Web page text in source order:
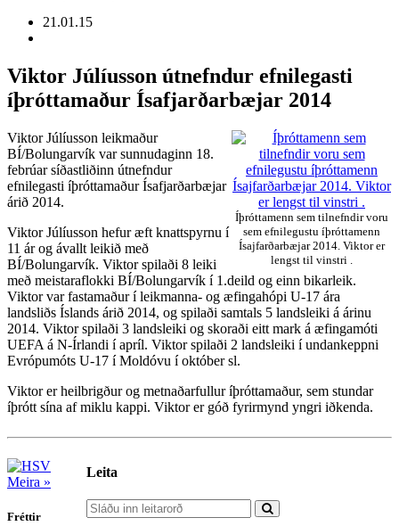
21.01.15
Viktor Júlíusson útnefndur efnilegasti
íþróttamaður Ísafjarðarbæjar 2014
Íþróttamenn sem tilnefndir voru
sem efnilegustu íþróttamenn
Ísajfarðarbæjar 2014. Viktor er
lengst til vinstri .
Viktor Júlíusson leikmaður
BÍ/Bolungarvík var sunnudaginn 18.
febrúar síðastliðinn útnefndur
efnilegasti íþróttamaður Ísafjarðarbæjar
árið 2014.
Viktor Júlíusson hefur æft knattspyrnu í
11 ár og ávallt leikið með
BÍ/Bolungarvík. Viktor spilaði 8 leiki
með meistaraflokki BÍ/Bolungarvík í 1.deild og einn bikarleik.
Viktor var fastamaður í leikmanna- og æfingahópi U-17 ára
landsliðs Íslands árið 2014, og spilaði samtals 5 landsleiki á árinu
2014. Viktor spilaði 3 landsleiki og skoraði eitt mark á æfingamóti
UEFA á N-Írlandi í apríl. Viktor spilaði 2 landsleiki í undankeppni
Evrópumóts U-17 í Moldóvu í október sl.
Viktor er heilbrigður og metnaðarfullur íþróttamaður, sem stundar
íþrótt sína af miklu kappi. Viktor er góð fyrirmynd yngri iðkenda.
Leita
Meira »
Fréttir